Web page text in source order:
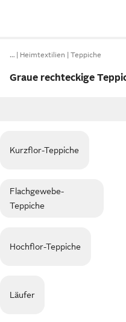
… Heimtextilien Teppiche
Graue rechteckige
Kurzflor-Teppiche
Flachgewebe-
Teppiche
Hochflor-Teppiche
Läufer